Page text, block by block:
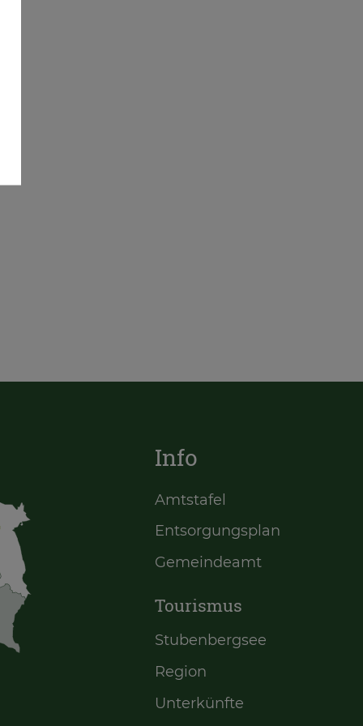
Info
Amtstafel
Entsorgungsplan
Gemeindeamt
Tourismus
Stubenbergsee
Region
Unterkünfte